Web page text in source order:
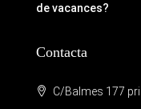
de vacances?
Contacta
C/Balmes 177